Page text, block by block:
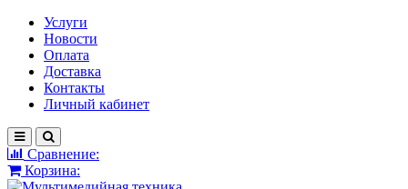
Услуги
Новости
Оплата
Доставка
Контакты
Личный кабинет
Сравнение:
Корзина: